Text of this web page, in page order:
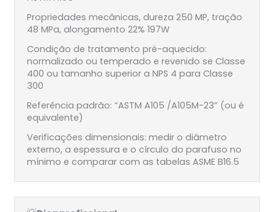
Propriedades mecânicas, dureza 250 MP, tração
48 MPa, alongamento 22% 197W
Condição de tratamento pré-aquecido:
normalizado ou temperado e revenido se Classe
400 ou tamanho superior a NPS 4 para Classe
300
Referência padrão: “ASTM A105 /A105M-23” (ou é
equivalente)
Verificações dimensionais: medir o diâmetro
externo, a espessura e o círculo do parafuso no
mínimo e comparar com as tabelas ASME B16.5